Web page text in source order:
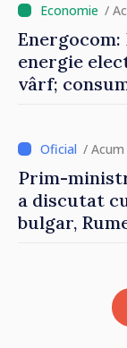
/
energie
vârf;
/
Prim-
a discutat
bulgar,